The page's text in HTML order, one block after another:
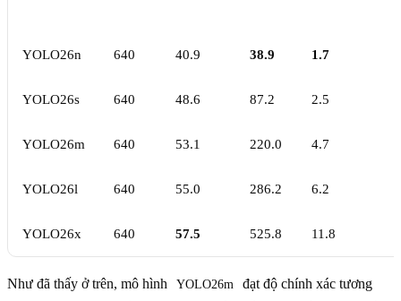
YOLO26n 640 40.9 38.9 1.7
YOLO26s 640 48.6 87.2 2.5
YOLO26m 640 53.1 220.0 4.7
YOLO26l 640 55.0 286.2 6.2
YOLO26x 640 57.5 525.8 11.8
Như đã thấy ở trên, mô hình YOLO26m
đạt độ chính xác tương